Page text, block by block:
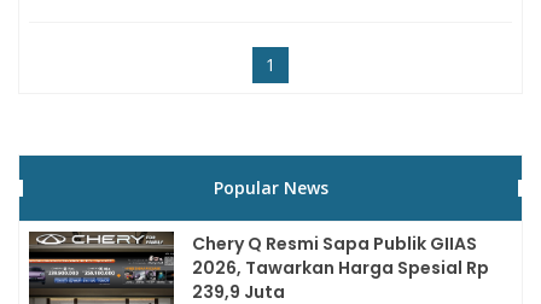
1
Popular News
Chery Q Resmi Sapa Publik GIIAS
2026, Tawarkan Harga Spesial Rp
239,9 Juta